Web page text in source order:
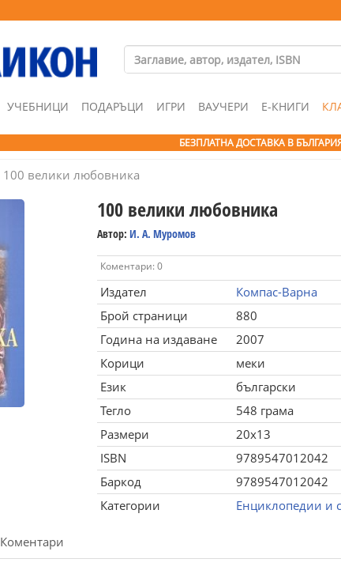
УЧЕБНИЦИ ПОДАРЪЦИ ИГРИ ВАУЧЕРИ Е-КНИГИ
БЕЗПЛАТНА ДОСТАВКА В
100 велики любовника
100 велики любовника
Автор: И. А. Муромов
Коментари: 0
Издател
Компас-Варна
Брой страници
880
Година на издаване
2007
Корици
меки
Език
български
Тегло
548 грама
Размери
20x13
ISBN
9789547012042
Баркод
9789547012042
Категории
Енциклопедии и
Коментари